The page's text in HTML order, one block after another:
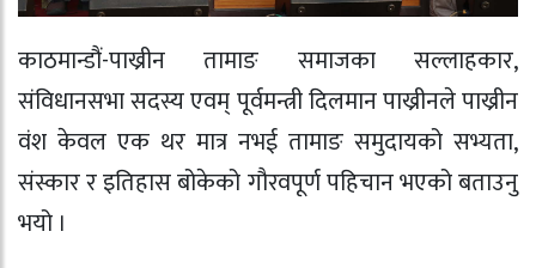
काठमान्डौं-पाख्रीन तामाङ समाजका सल्लाहकार,
संविधानसभा सदस्य एवम् पूर्वमन्त्री दिलमान पाख्रीनले पाख्रीन
वंश केवल एक थर मात्र नभई तामाङ समुदायको सभ्यता,
संस्कार र इतिहास बोकेको गौरवपूर्ण पहिचान भएको बताउनु
भयो ।